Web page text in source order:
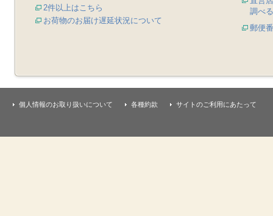
2件以上はこちら
お荷物のお届け遅延状況について
調べる
郵便
個人情報のお取り扱いについて 各種約款 サイトのご利用にあたって